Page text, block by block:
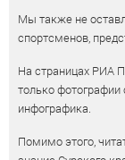
Мы также не
спортсменов,
На страницах РИА
только
инфографика.
Помимо этого,